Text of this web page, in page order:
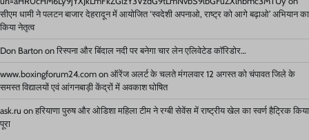
सीएम धामी ने पलटन बाजार देहरादून में आयोजित ‘स्वदेशी अपनाओ, राष्ट्र को आगे बढ़ाओ’ अभियान का
किया नेतृत्व
Don Barton on रिस्पना और बिंदाल नदी पर बनेगा चार लेन एलिवेटेड कॉरिडोर…
www.boxingforum24.com on ऑरेंज अलर्ट के चलते मंगलवार 12 अगस्त को चंपावत जिले के
समस्त विद्यालयों एवं आंगनबाड़ी केंद्रों में अवकाश घोषित
ask.ru on हरियाणा पुरुष और ओडिशा महिला टीम ने रग्बी सेवेंस में राष्ट्रीय खेल का स्वर्ण हैट्रिक किया
पूरा